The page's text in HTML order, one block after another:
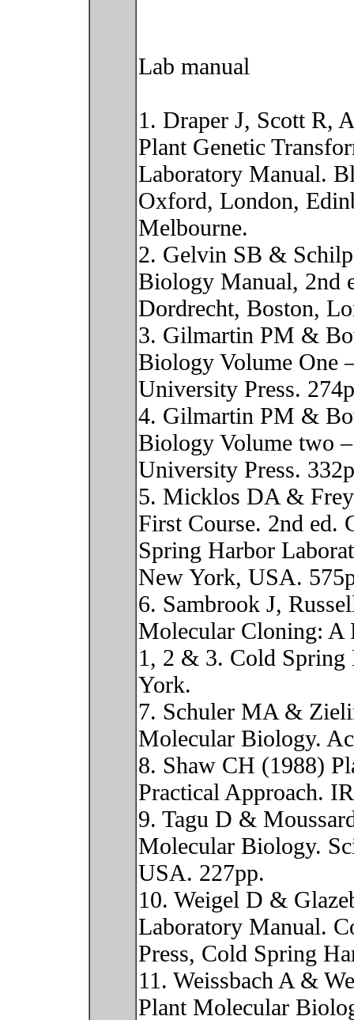
Lab manual
1. Draper J, Scott R,
Plant Genetic
Laboratory Manual.
Oxford, London,
Melbourne.
2. Gelvin SB &
Biology Manual, 2nd
Dordrecht, Boston,
3. Gilmartin PM &
Biology Volume One
University Press.
4. Gilmartin PM &
Biology Volume two
University Press.
5. Micklos DA &
First Course. 2nd ed.
Spring Harbor
New York, USA.
6. Sambrook J,
Molecular Cloning: A
1, 2 & 3. Cold Spring
York.
7. Schuler MA &
Molecular Biology.
8. Shaw CH (1988)
Practical Approach.
9. Tagu D &
Molecular Biology.
USA. 227pp.
10. Weigel D &
Laboratory Manual.
Press, Cold Spring
11. Weissbach A &
Plant Molecular